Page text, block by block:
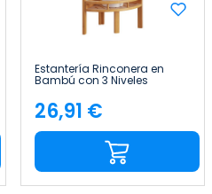
Estantería Rinconera en
Bambú con 3 Niveles
Home
Precio
26,91 €